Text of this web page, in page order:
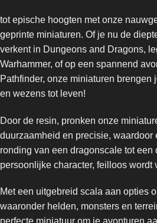
tot epische hoogten met onze
geprinte miniaturen. Of je nu de
verkent in Dungeons and Dragons,
Warhammer, of op een spannend
Pathfinder, onze miniaturen brengen
en wezens tot leven!
Door de resin, pronken onze
duurzaamheid en precisie, waardoor
ronding van een dragonscale tot
persoonlijke character, feilloos wordt
Met een uitgebreid scala aan opties
waaronder helden, monsters en